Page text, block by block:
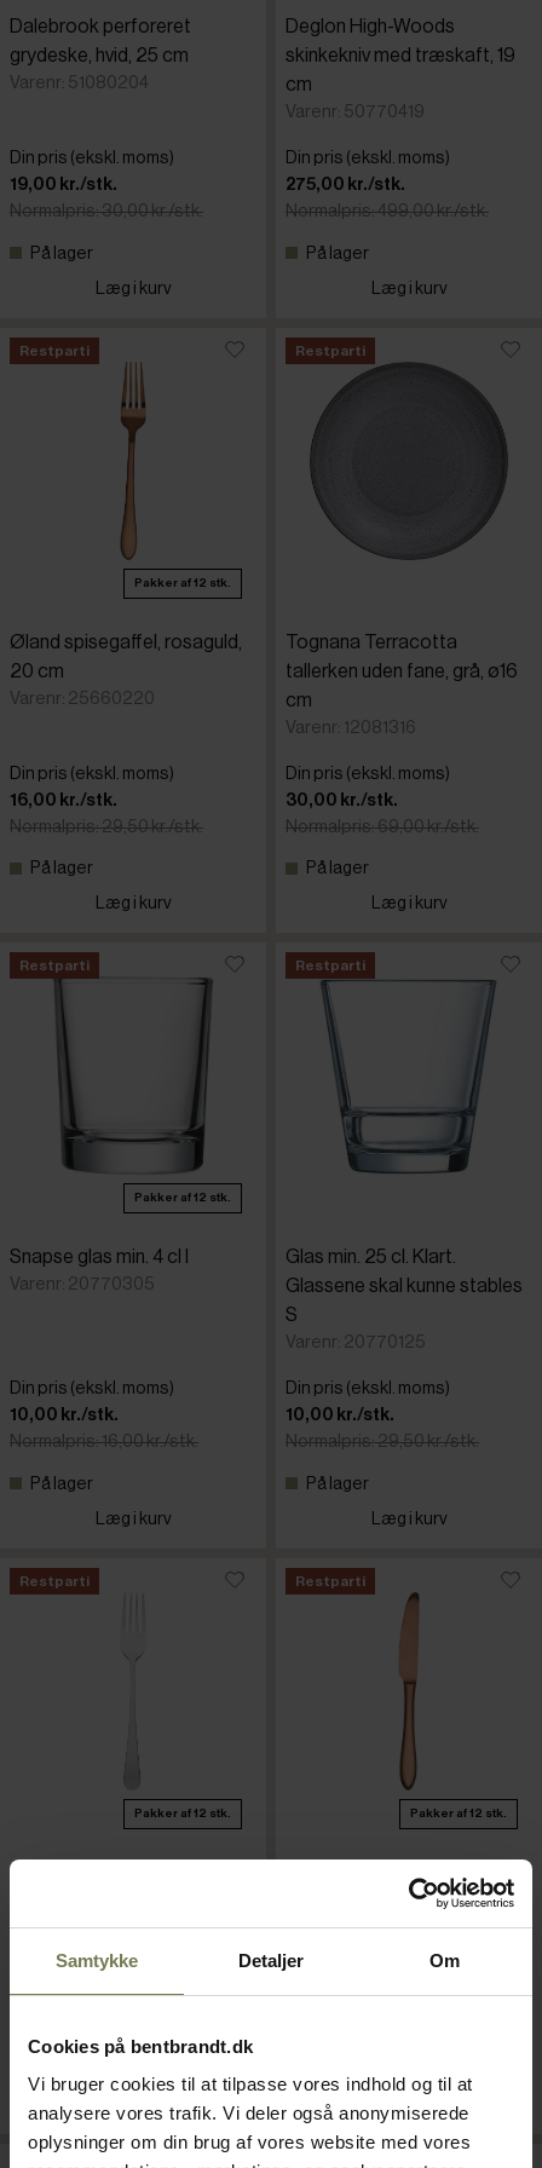
Samtykke Detaljer Om
Cookies på bentbrandt.dk
Vi bruger cookies til at tilpasse vores indhold og til at
analysere vores trafik. Vi deler også anonymiserede
oplysninger om din brug af vores website med vores
Dalebrook perforeret
grydeske, hvid, 25 cm
Varenr: 51080204
Din pris (ekskl. moms)
19,00 kr./stk.
Normalpris: 30,00 kr./stk.
På lager
Læg i kurv
Deglon High-Woods
skinkekniv med træskaft, 19
cm
Varenr: 50770419
Din pris (ekskl. moms)
275,00 kr./stk.
Normalpris: 499,00 kr./stk.
På lager
Læg i kurv
Restparti
Pakker af 12 stk.
Øland spisegaffel, rosaguld,
20 cm
Varenr: 25660220
Din pris (ekskl. moms)
16,00 kr./stk.
Normalpris: 29,50 kr./stk.
På lager
Læg i kurv
Restparti
Tognana Terracotta
tallerken uden fane, grå, ø16
cm
Varenr: 12081316
Din pris (ekskl. moms)
30,00 kr./stk.
Normalpris: 69,00 kr./stk.
På lager
Læg i kurv
Restparti
Pakker af 12 stk.
Snapse glas min. 4 cl I
Varenr: 20770305
Din pris (ekskl. moms)
10,00 kr./stk.
Normalpris: 16,00 kr./stk.
På lager
Læg i kurv
Restparti
Glas min. 25 cl. Klart.
Glassene skal kunne stables
S
Varenr: 20770125
Din pris (ekskl. moms)
10,00 kr./stk.
Normalpris: 29,50 kr./stk.
På lager
Læg i kurv
Restparti
Pakker af 12 stk.
Trevi frokostgaffel, L20 cm
Din pris (ekskl. moms)
10,00 kr./stk.
Læg i kurv
Restparti
Pakker af 12 stk.
Varenr: 25660122
Din pris (ekskl. moms)
18,00 kr./stk.
Læg i kurv